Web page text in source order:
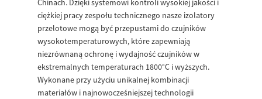
Chinach. Dzięki systemowi kontroli wysokiej jakości i
ciężkiej pracy zespołu technicznego nasze izolatory
przelotowe mogą być przepustami do czujników
wysokotemperaturowych, które zapewniają
niezrównaną ochronę i wydajność czujników w
ekstremalnych temperaturach 1800°C i wyższych.
Wykonane przy użyciu unikalnej kombinacji
materiałów i najnowocześniejszej technologii